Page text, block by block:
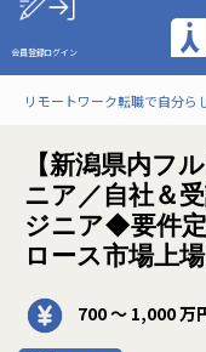
会員登録ログイン
リモートワーク転職で自分ら
【新潟県内フ
ニア／自社＆
ジニア◆要件
ロース市場上場
700 〜 1,000 万